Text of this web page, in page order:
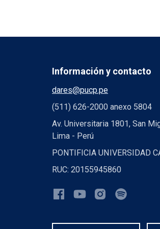
Información y contacto
dares@pucp.pe
(511) 626-2000 anexo 5804
Av. Universitaria 1801, San
Lima - Perú
PONTIFICIA UNIVERSIDAD
RUC: 20155945860